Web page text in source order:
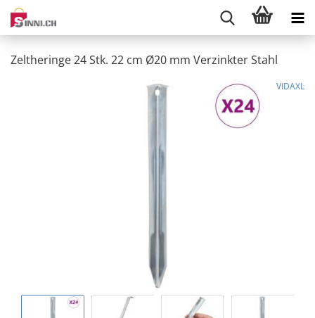
Zeltheringe 24 Stk. 22 cm Ø20 mm Verzinkter Stahl
VIDAXL